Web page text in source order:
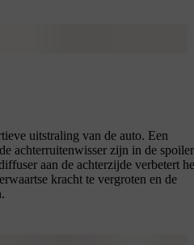
uitstraling van de auto. Een
achterruitenwisser zijn in de spoiler
aan de achterzijde verbetert
kracht te vergroten en de